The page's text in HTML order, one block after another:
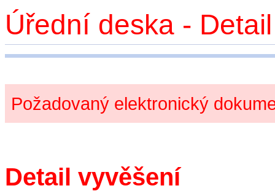
Úřední deska -
Požadovaný elektronický
Detail vyvěšení